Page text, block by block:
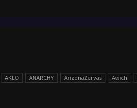
AKLO ANARCHY ArizonaZervas Awich